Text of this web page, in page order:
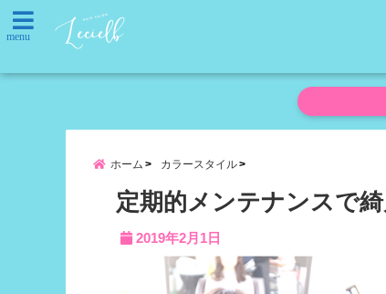
menu
ホーム カラースタイル
定期的メンテナンスで
2019年2月1日